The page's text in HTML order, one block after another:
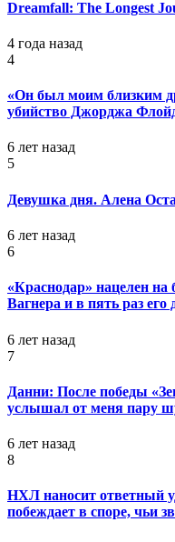
Dreamfall: The Longest
4 года назад
4
«Он был моим близким
убийство Джорджа
6 лет назад
5
Девушка дня. Алена
6 лет назад
6
«Краснодар» нацелен на
Вагнера и в пять раз
6 лет назад
7
Данни: После победы
услышал от меня пару
6 лет назад
8
НХЛ наносит ответный
побеждает в споре, чьи